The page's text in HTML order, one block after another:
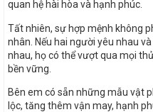
quan hệ hài hòa và hạnh phúc.
Tất nhiên, sự hợp mệnh không
nhân. Nếu hai người yêu nhau
nhau, họ có thể vượt qua mọi
bền vững.
Bên em có sẵn những mẫu vật
lộc, tăng thêm vận may, hạnh